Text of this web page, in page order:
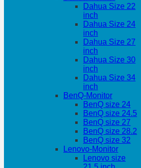
Dahua Size 22
inch
Dahua Size 24
inch
Dahua Size 27
inch
Dahua Size 30
inch
Dahua Size 34
inch
BenQ-Monitor
BenQ size 24
BenQ size 24.5
BenQ size 27
BenQ size 28.2
BenQ size 32
Lenovo-Monitor
Lenovo size